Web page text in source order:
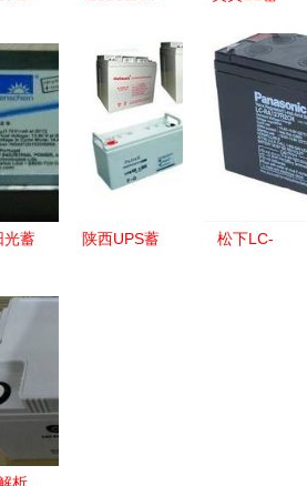
析
稳定可靠的
储能基石
BC120-12
工业能源存
储的可靠之
光蓄
5.5
领
能
伴
陕西UPS蓄
松下LC-